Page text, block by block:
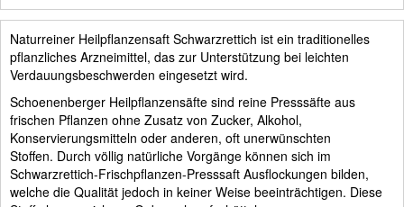
Naturreiner Heilpflanzensaft Schwarzrettich ist ein traditionelles
pflanzliches Arzneimittel, das zur Unterstützung bei leichten
Verdauungsbeschwerden eingesetzt wird.
Schoenenberger Heilpflanzensäfte sind reine Presssäfte aus
frischen Pflanzen ohne Zusatz von Zucker, Alkohol,
Konservierungsmitteln oder anderen, oft unerwünschten
Stoffen. Durch völlig natürliche Vorgänge können sich im
Schwarzrettich-Frischpflanzen-Presssaft Ausflockungen bilden,
welche die Qualität jedoch in keiner Weise beeinträchtigen. Diese